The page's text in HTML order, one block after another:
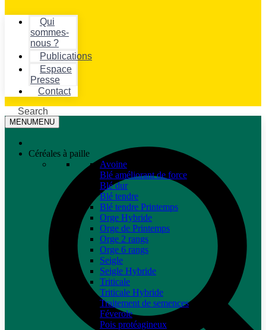
Qui
sommes-
nous ?
Publications
Espace
Presse
Contact
Search
MENUMENU
Céréales à paille
Avoine
Blé améliorant de force
Blé dur
Blé tendre
Blé tendre Printemps
Orge Hybride
Orge de Printemps
Orge 2 rangs
Orge 6 rangs
Seigle
Seigle Hybride
Triticale
Triticale Hybride
Traitement de semences
Féverole
Pois protéagineux